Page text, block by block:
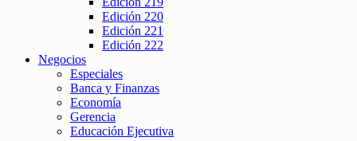
Edición 220
Edición 221
Edición 222
Negocios
Especiales
Banca y Finanzas
Economía
Gerencia
Educación Ejecutiva